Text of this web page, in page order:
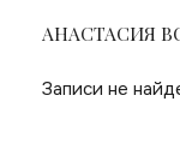
АНАСТАСИЯ
Записи не